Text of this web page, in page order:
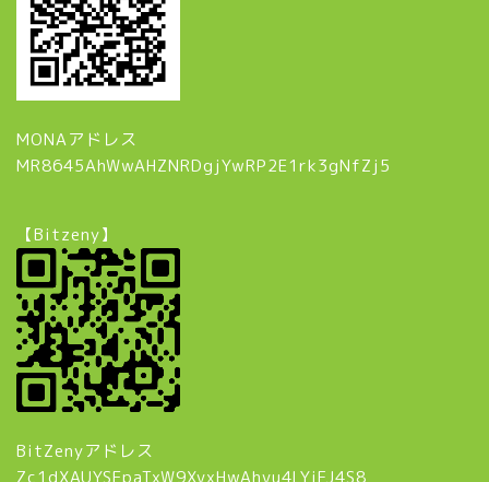
MONAアドレス
MR8645AhWwAHZNRDgjYwRP2E1rk3gNfZj5
【Bitzeny】
BitZenyアドレス
Zc1dXAUYSEpaTxW9XvxHwAhvu4LYiFJ4S8